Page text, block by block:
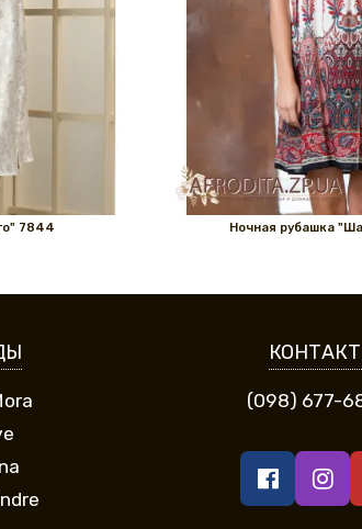
7844 Ночная рубашка
(098) 677-